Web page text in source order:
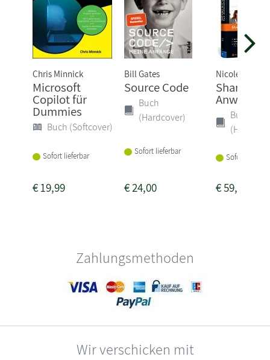
Chris Minnick
Microsoft
Copilot für
Dummies
Buch (Softcover)
Sofort lieferbar
€19,99
Bill Gates
Source Code
Buch
(Hardcover)
Sofort lieferbar
€24,00
Nicole Enders
Anwender
Buch
Sofort
€59,90
Zahlungsmethoden
Wir verschicken mit